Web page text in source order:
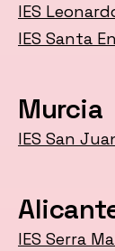
IES
IES Santa
Murcia
IES San
IES Serra